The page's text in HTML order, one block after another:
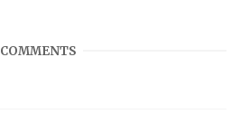
COMMENTS